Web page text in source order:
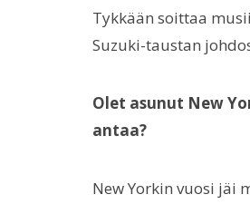
Tykkään soittaa
Suzuki-taustan
Olet asunut New
antaa?
New Yorkin vuosi jäi